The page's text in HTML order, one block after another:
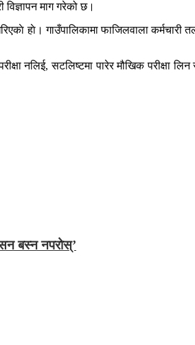
माग गरेको छ।
हाे। गाउँपालिकामा फाजिलवाला
नलिई, सटलिष्टमा पारेर मौखिक परीक्षा
बस्न नपरोस्’